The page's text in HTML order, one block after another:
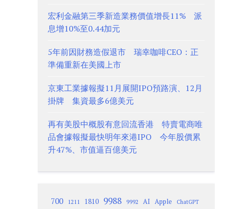
宏利金融第三季新造業務價值增長11% 派
息增10%至0.44加元
5年前因財務造假退市 瑞幸咖啡CEO：正
準備重新在美國上市
京東工業據報擬11月展開IPO預路演、12月
掛牌 集資最多6億美元
再有美股中概股有意回流香港 特賣電商唯
品會據報擬最快明年來港IPO 今年股價累
升47%、市值逼百億美元
700 1211 1810 9988 9992 AI Apple ChatGPT